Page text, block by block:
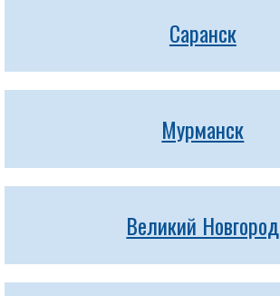
Саранск
Мурманск
Великий Новгород